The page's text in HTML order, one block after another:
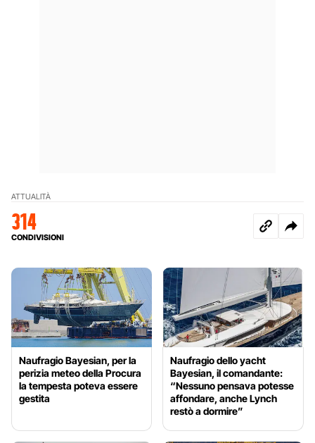
ATTUALITÀ
314
CONDIVISIONI
Naufragio Bayesian, per la
perizia meteo della Procura
la tempesta poteva essere
gestita
Naufragio dello yacht
Bayesian, il comandante:
“Nessuno pensava potesse
affondare, anche Lynch
restò a dormire”